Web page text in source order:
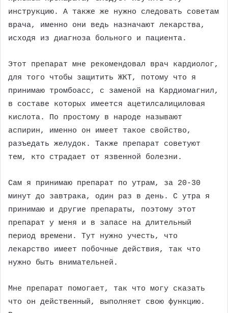
инструкцию. А также же нужно следовать советам
врача, именно они ведь назначают лекарства,
исходя из диагноза больного и пациента.
Этот препарат мне рекомендовал врач кардиолог,
для того чтобы защитить ЖКТ, потому что я
принимаю тромбоасс, с заменой на Кардиомагнил,
в составе которых имеется ацетилсалициловая
кислота. По простому в народе называют
аспирин, именно он имеет такое свойство,
разъедать желудок. Также препарат советуют
тем, кто страдает от язвенной болезни.
Сам я принимаю препарат по утрам, за 20-30
минут до завтрака, один раз в день. С утра я
принимаю и другие препараты, поэтому этот
препарат у меня и в запасе на длительный
период времени. Тут нужно учесть, что
лекарство имеет побочные действия, так что
нужно быть внимательней.
Мне препарат помогает, так что могу сказать
что он действенный, выполняет свою функцию.